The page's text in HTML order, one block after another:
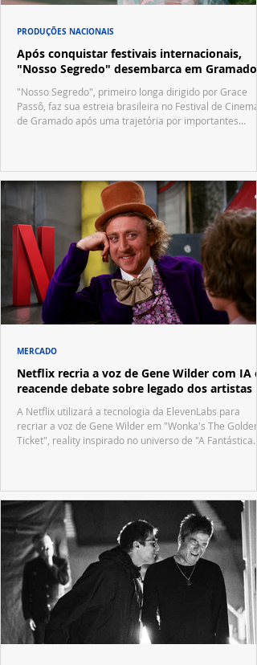
Após conquistar festivais internacionais,
"Nosso Segredo" desembarca em Gramado
"Nosso Segredo", primeiro longa dirigido por Grace
Passô, faz sua estreia brasileira no Festival de Cinema
de Gramado após uma trajetória por importantes
PRODUÇÕES NACIONAIS
Netflix recria a voz de Gene Wilder com IA e
reacende debate sobre legado dos artistas
A Netflix utilizará a tecnologia da ElevenLabs para
recriar a voz de Gene Wilder em "Wonka's The Golden
Ticket", reality inspirado no universo de "A Fantástica
MERCADO